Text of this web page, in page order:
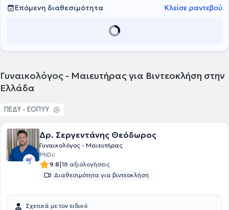
Επόμενη διαθεσιμότητα
Κλείσε ραντεβού
Γυναικολόγος - Μαιευτήρας για Βιντεοκλήση στην
Ελλάδα
ΠΕΔΥ - ΕΟΠΥΥ
Δρ. Σεργεντάνης Θεόδωρος
Γυναικολόγος - Μαιευτήρας
PhDc
9.8|18 αξιολογήσεις
Διαθεσιμότητα για βιντεοκλήση
Σχετικά με τον ειδικό